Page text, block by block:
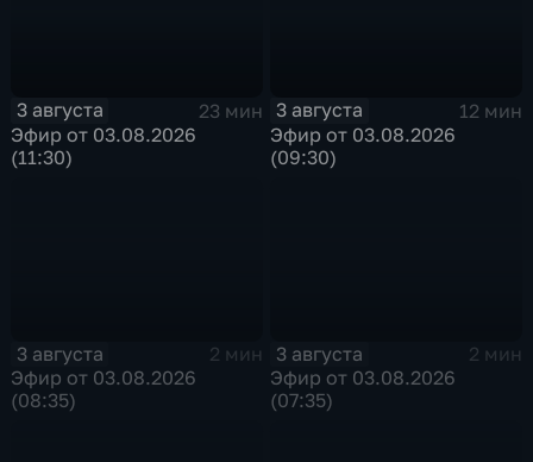
3 августа
23 мин
Эфир от 03.08.2026
(11:30)
3 августа
12 мин
Эфир от 03.08.2026
(09:30)
3 августа
2 мин
Эфир от 03.08.2026
(08:35)
3 августа
2 мин
Эфир от 03.08.2026
(07:35)